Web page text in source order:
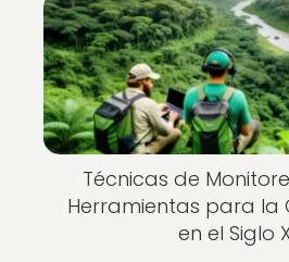
Técnicas de
Herramientas para la
en el Siglo